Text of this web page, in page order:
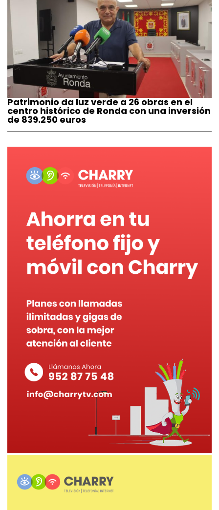
Patrimonio da luz verde a 26 obras en el
centro histórico de Ronda con una inversión
de 839.250 euros